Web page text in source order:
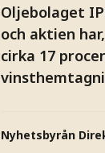
Oljebolaget
och aktien
cirka 17
Nyhetsbyrån